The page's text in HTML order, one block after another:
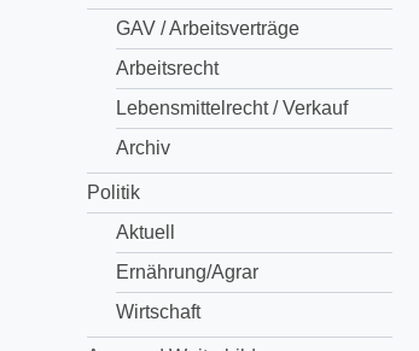
GAV / Arbeitsverträge
Arbeitsrecht
Lebensmittelrecht / Verkauf
Archiv
Politik
Aktuell
Ernährung/Agrar
Wirtschaft